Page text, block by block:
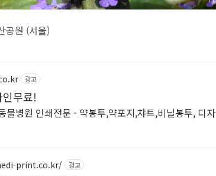
공원 (서울)
광고
무료!
물병원 인쇄전문 - 약봉투,약포지,챠트,비닐봉투, 디자
print.co.kr/ 광고